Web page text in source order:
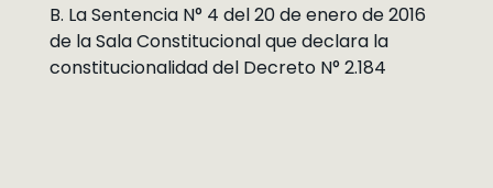
B. La Sentencia N° 4 del 20 de enero de 2016
de la Sala Constitucional que declara la
constitucionalidad del Decreto N° 2.184